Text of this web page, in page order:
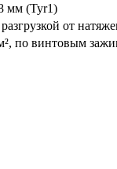
мм (Tyr1)
от
по винтовым